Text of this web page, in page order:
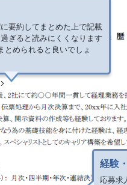
要約してまとめた上で記載
ぎると読みにくくなります
とめられると良いでしょ
経験
応募求